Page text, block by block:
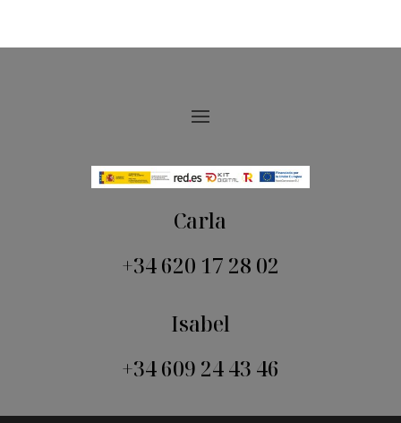
Carla
+34 620 17 28 02
Isabel
+34 609 24 43 46